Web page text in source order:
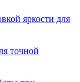
яркости для
точной